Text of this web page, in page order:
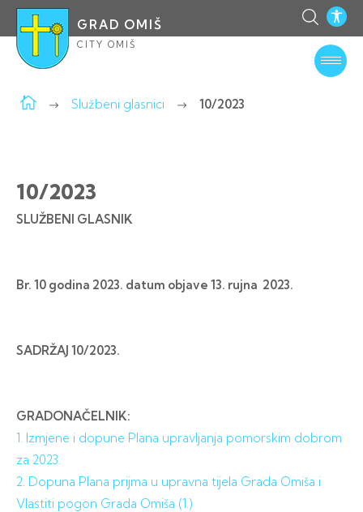
GRAD OMIŠ
CITY OMIŠ
Službeni glasnici 10/2023
10/2023
SLUŽBENI GLASNIK
Br. 10 godina 2023. datum objave 13. rujna 2023.
SADRŽAJ 10/2023.
GRADONAČELNIK:
1. Izmjene i dopune Plana upravljanja pomorskim dobrom
za 2023.
2. Dopuna Plana prijma u upravna tijela Grada Omiša i
Vlastiti pogon Grada Omiša (1.)